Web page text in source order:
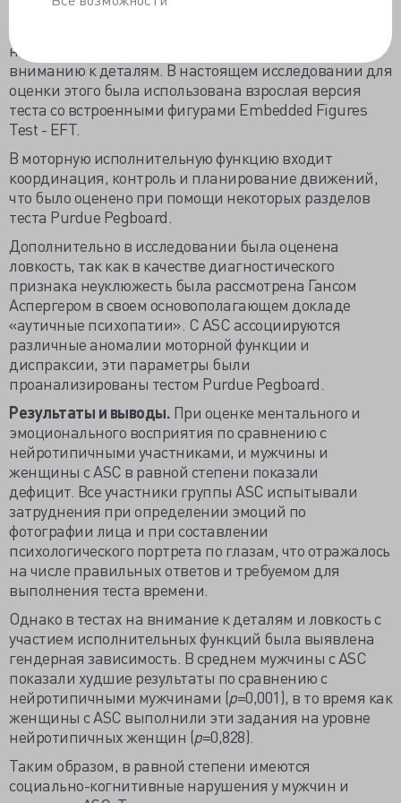
Ранее в визуально-пространственных задачах
над нейротипичными благодаря исключительному
вниманию к деталям. В настоящем исследовании для
оценки этого была использована взрослая версия
теста со встроенными фигурами Embedded Figures
Test - EFT.
В моторную исполнительную функцию входит
координация, контроль и планирование движений,
что было оценено при помощи некоторых разделов
теста Purdue Pegboard.
Дополнительно в исследовании была оценена
ловкость, так как в качестве диагностического
признака неуклюжесть была рассмотрена Гансом
Аспергером в своем основополагающем докладе
«аутичные психопатии». С ASC ассоциируются
различные аномалии моторной функции и
диспраксии, эти параметры были
проанализированы тестом Purdue Pegboard.
Результаты и выводы. При оценке ментального и
эмоционального восприятия по сравнению с
нейротипичными участниками, и мужчины и
женщины с ASC в равной степени показали
дефицит. Все участники группы ASC испытывали
затруднения при определении эмоций по
фотографии лица и при составлении
психологического портрета по глазам, что отражалось
на числе правильных ответов и требуемом для
выполнения теста времени.
Однако в тестах на внимание к деталям и ловкость с
участием исполнительных функций была выявлена
гендерная зависимость. В среднем мужчины с ASC
показали худшие результаты по сравнению с
нейротипичными мужчинами (р=0,001), в то время как
женщины с ASC выполнили эти задания на уровне
нейротипичных женщин (р=0,828).
Таким образом, в равной степени имеются
социально-когнитивные нарушения у мужчин и